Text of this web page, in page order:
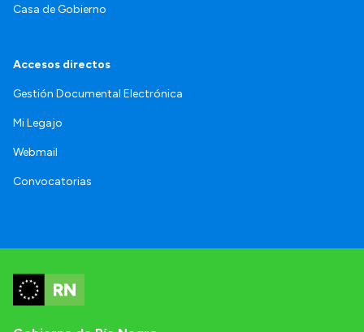
Casa de Gobierno
Accesos directos
Gestión Documental Electrónica
Mi Legajo
Webmail
Convocatorias